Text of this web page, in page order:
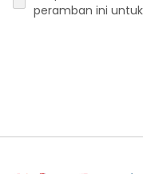
peramban ini